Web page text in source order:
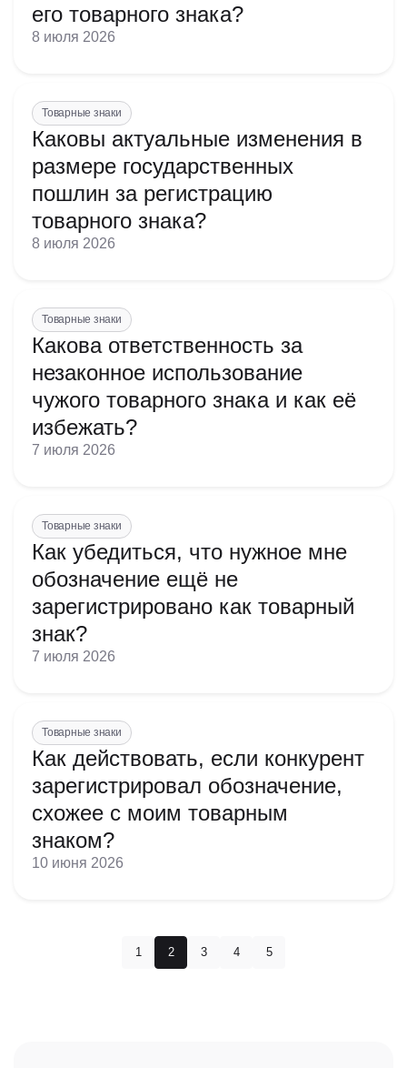
его товарного знака?
8 июля 2026
Товарные знаки
Каковы актуальные изменения в
размере государственных
пошлин за регистрацию
товарного знака?
8 июля 2026
Товарные знаки
Какова ответственность за
незаконное использование
чужого товарного знака и как её
избежать?
7 июля 2026
Товарные знаки
Как убедиться, что нужное мне
обозначение ещё не
зарегистрировано как товарный
знак?
7 июля 2026
Товарные знаки
Как действовать, если конкурент
зарегистрировал обозначение,
схожее с моим товарным
знаком?
10 июня 2026
1 2 3 4 5